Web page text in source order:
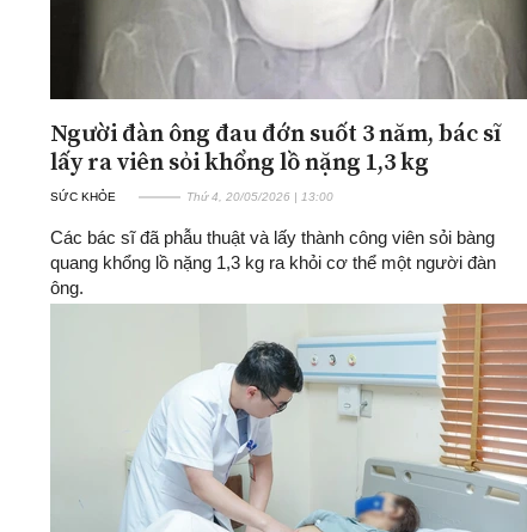
Bạn đọc viết
Người đàn ông đau đớn suốt 3 năm, bác sĩ
lấy ra viên sỏi khổng lồ nặng 1,3 kg
SỨC KHỎE Thứ 4, 20/05/2026 | 13:00
Các bác sĩ đã phẫu thuật và lấy thành công viên sỏi bàng
quang khổng lồ nặng 1,3 kg ra khỏi cơ thể một người đàn
ông.